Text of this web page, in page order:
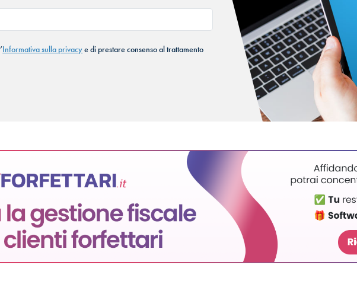
Informativa sulla privacye di prestare consenso al trattamento